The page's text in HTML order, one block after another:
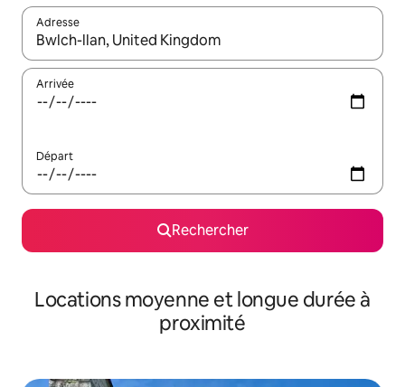
Adresse
Lorsque les résultats s'affichent, utilisez les flèches vers le
Arrivée
Départ
Rechercher
Locations moyenne et longue durée à
proximité